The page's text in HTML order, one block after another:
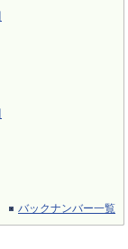
バックナンバー一覧